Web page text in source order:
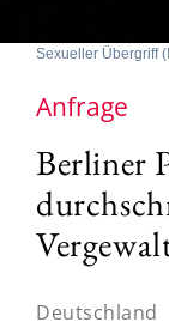
Sexueller Übergriff
Anfrage
Berliner
Deutschland